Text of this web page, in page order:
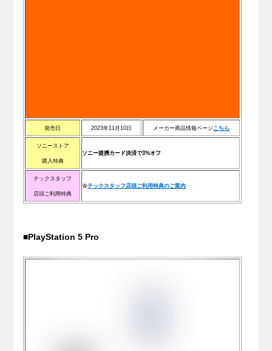
発売日 2023年11月10日 メーカー商品情報ページこちら
ソニーストア
購入特典
ソニー提携カード決済で3%オフ
テックスタッフ
店頭ご利用特典
☆テックスタッフ店頭ご利用特典のご案内
■PlayStation 5 Pro